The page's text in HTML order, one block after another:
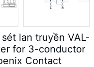
lan truyền VAL-
for 3-conductor
Contact